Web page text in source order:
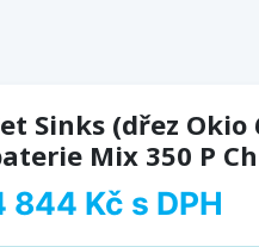
Sinks (dřez
Mix 350 P
844 Kč s DPH